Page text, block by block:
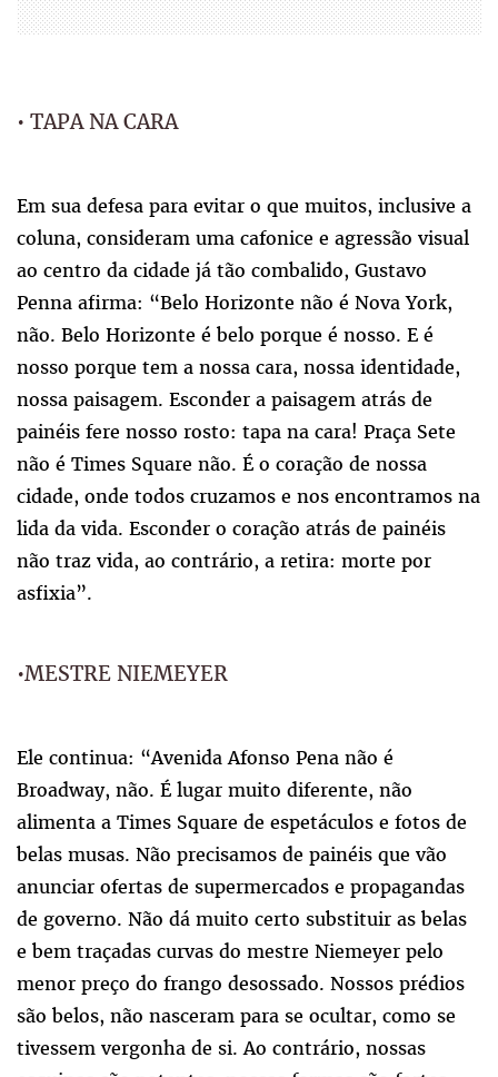
• TAPA NA CARA
Em sua defesa para evitar o que muitos, inclusive a
coluna, consideram uma cafonice e agressão visual
ao centro da cidade já tão combalido, Gustavo
Penna afirma: “Belo Horizonte não é Nova York,
não. Belo Horizonte é belo porque é nosso. E é
nosso porque tem a nossa cara, nossa identidade,
nossa paisagem. Esconder a paisagem atrás de
painéis fere nosso rosto: tapa na cara! Praça Sete
não é Times Square não. É o coração de nossa
cidade, onde todos cruzamos e nos encontramos na
lida da vida. Esconder o coração atrás de painéis
não traz vida, ao contrário, a retira: morte por
asfixia”.
•MESTRE NIEMEYER
Ele continua: “Avenida Afonso Pena não é
Broadway, não. É lugar muito diferente, não
alimenta a Times Square de espetáculos e fotos de
belas musas. Não precisamos de painéis que vão
anunciar ofertas de supermercados e propagandas
de governo. Não dá muito certo substituir as belas
e bem traçadas curvas do mestre Niemeyer pelo
menor preço do frango desossado. Nossos prédios
são belos, não nasceram para se ocultar, como se
tivessem vergonha de si. Ao contrário, nossas